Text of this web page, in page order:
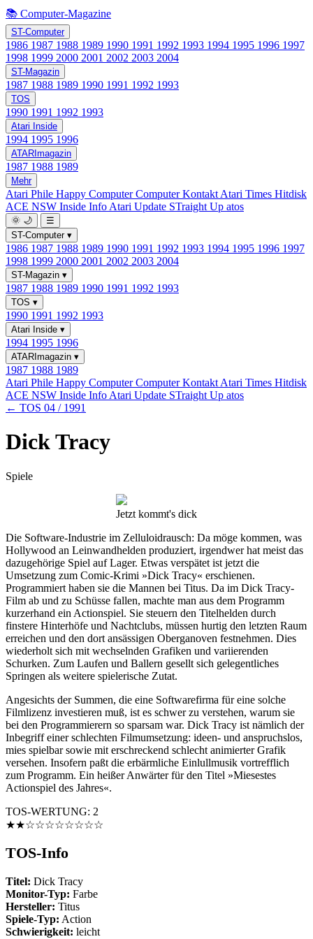
📚 Computer-Magazine
ST-Computer
1986 1987 1988 1989 1990 1991 1992 1993 1994 1995 1996 1997
1998 1999 2000 2001 2002 2003 2004
ST-Magazin
1987 1988 1989 1990 1991 1992 1993
TOS
1990 1991 1992 1993
Atari Inside
1994 1995 1996
ATARImagazin
1987 1988 1989
Mehr
Atari Phile Happy ComputerComputer Kontakt Atari Times Hitdisk
ACE NSW Inside Info Atari Update STraight Up atos
🌞 🌙
☰
ST-Computer ▾
1986 1987 1988 1989 1990 1991 1992 1993 1994 1995 1996 1997
1998 1999 2000 2001 2002 2003 2004
ST-Magazin ▾
1987 1988 1989 1990 1991 1992 1993
TOS ▾
1990 1991 1992 1993
Atari Inside ▾
1994 1995 1996
ATARImagazin ▾
1987 1988 1989
Atari Phile Happy ComputerComputer Kontakt Atari Times Hitdisk
ACE NSW Inside Info Atari Update STraight Up atos
← TOS 04 / 1991
Dick Tracy
Spiele
Jetzt kommt's dick
Die Software-Industrie im Zelluloidrausch: Da möge kommen, was
Hollywood an Leinwandhelden produziert, irgendwer hat meist das
dazugehörige Spiel auf Lager. Etwas verspätet ist jetzt die
Umsetzung zum Comic-Krimi »Dick Tracy« erschienen.
Programmiert haben sie die Mannen bei Titus. Da im Dick Tracy-
Film ab und zu Schüsse fallen, machte man aus dem Programm
kurzerhand ein Actionspiel. Sie steuern den Titelhelden durch
finstere Hinterhöfe und Nachtclubs, müssen hurtig den letzten Raum
erreichen und den dort ansässigen Oberganoven festnehmen. Dies
wiederholt sich mit wechselnden Grafiken und variierenden
Schurken. Zum Laufen und Ballern gesellt sich gelegentliches
Springen als weitere spielerische Zutat.
Angesichts der Summen, die eine Softwarefirma für eine solche
Filmlizenz investieren muß, ist es schwer zu verstehen, warum sie
bei den Programmierern so sparsam war. Dick Tracy ist nämlich der
Inbegriff einer schlechten Filmumsetzung: ideen- und anspruchslos,
mies spielbar sowie mit erschreckend schlecht animierter Grafik
versehen. Insofern paßt die erbärmliche Einlullmusik vortrefflich
zum Programm. Ein heißer Anwärter für den Titel »Miesestes
Actionspiel des Jahres«.
TOS-WERTUNG: 2
★★☆☆☆☆☆☆☆☆
TOS-Info
Titel: Dick Tracy
Monitor-Typ: Farbe
Hersteller: Titus
Spiele-Typ: Action
Schwierigkeit: leicht